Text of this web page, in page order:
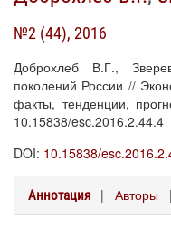
№2 (44), 2016
Доброхлеб В.Г.,
поколений России //
факты, тенденции,
10.15838/esc.2016.2.44.4
DOI: 10.15838/
Аннотация | Авторы